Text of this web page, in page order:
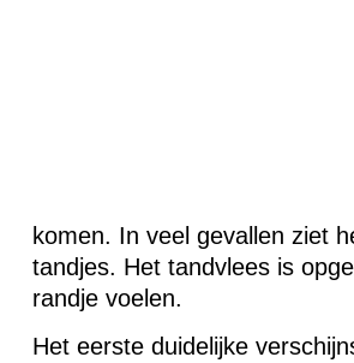
komen. In veel gevallen ziet
tandjes. Het tandvlees is
randje voelen.
Het eerste duidelijke